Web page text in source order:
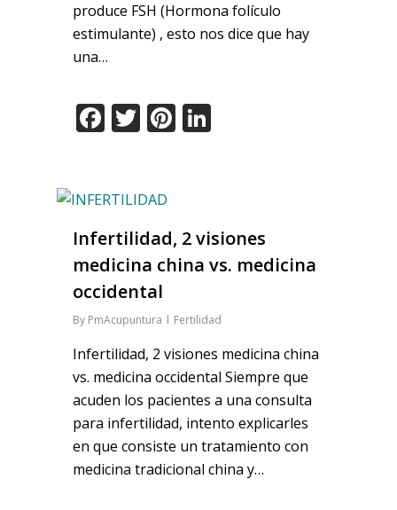
produce FSH (Hormona folículo
estimulante) , esto nos dice que hay
una…
Facebook
TwitterPinterest
Infertilidad, 2 visiones
medicina china vs. medicina
occidental
By PmAcupuntura Fertilidad
Infertilidad, 2 visiones medicina china
vs. medicina occidental Siempre que
acuden los pacientes a una consulta
para infertilidad, intento explicarles
en que consiste un tratamiento con
medicina tradicional china y…